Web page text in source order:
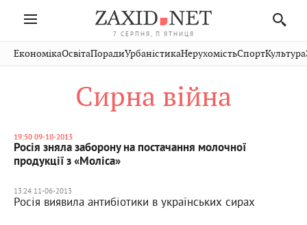
7 СЕРПНЯ, П'ЯТНИЦЯ
Івано-
Франківськ
Волинь
Рівне
Чернівці
Стрий
Хмельницький
Публікації
Авто СловкоКультура
Кіно Дім Спорт
ЕкономікаОсвітаПорадиУрбаністикаНерухомістьСпортКультура
Сирна війна
19:50 09-10-2013
Росія зняла заборону на постачання молочної
продукції з «Моліса»
13:24 11-06-2013
Росія виявила антибіотики в українських сирах